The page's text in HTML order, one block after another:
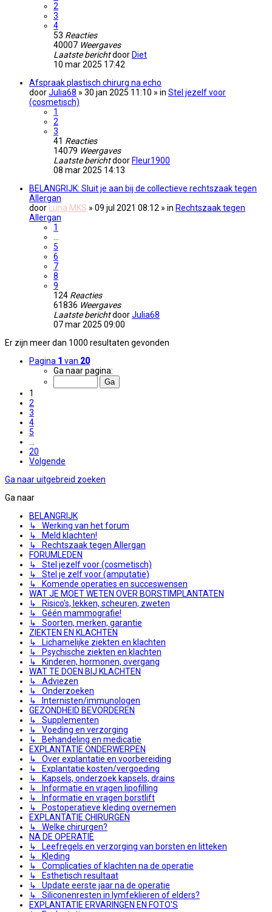
2
3
4
53 Reacties
40007 Weergaves
Laatste berichtdoor Diet
10 mar 2025 17:42
Afspraak plastisch chirurg na echo
doorJulia68 » 30 jan 2025 11:10 » in Stel jezelf voor
(cosmetisch)
1
2
3
41 Reacties
14079 Weergaves
Laatste berichtdoor Fleur1900
08 mar 2025 14:13
BELANGRIJK: Sluit je aan bij de collectieve rechtszaak tegen
Allergan
door
Luna MKS » 09 jul 2021 08:12 » in Rechtszaak tegen
Allergan
1
5
6
7
8
9
124 Reacties
61836 Weergaves
Laatste berichtdoorJulia68
07 mar 2025 09:00
Er zijn meer dan 1000 resultaten gevonden
Pagina 1 van 20
Ga naar pagina:
1
2
3
4
5
20
Volgende
Ga naar uitgebreid zoeken
Ga naar
BELANGRIJK
↳ Werking van het forum
↳ Meld klachten!
↳ Rechtszaak tegen Allergan
FORUMLEDEN
↳ Stel jezelf voor (cosmetisch)
↳ Stel je zelf voor (amputatie)
↳ Komende operaties en succeswensen
WAT JE MOET WETEN OVER BORSTIMPLANTATEN
↳ Risico's, lekken, scheuren, zweten
↳ Géén mammografie!
↳ Soorten, merken, garantie
ZIEKTEN EN KLACHTEN
↳ Lichamelijke ziekten en klachten
↳ Psychische ziekten en klachten
↳ Kinderen, hormonen, overgang
WAT TE DOEN BIJ KLACHTEN
↳ Adviezen
↳ Onderzoeken
↳ Internisten/immunologen
GEZONDHEID BEVORDEREN
↳ Supplementen
↳ Voeding en verzorging
↳ Behandeling en medicatie
EXPLANTATIE ONDERWERPEN
↳ Over explantatie en voorbereiding
↳ Explantatie kosten/vergoeding
↳ Kapsels, onderzoek kapsels, drains
↳ Informatie en vragen lipofilling
↳ Informatie en vragen borstlift
↳ Postoperatieve kleding overnemen
EXPLANTATIE CHIRURGEN
↳ Welke chirurgen?
NA DE OPERATIE
↳ Leefregels en verzorging van borsten en litteken
↳ Kleding
↳ Complicaties of klachten na de operatie
↳ Esthetisch resultaat
↳ Update eerste jaar na de operatie
↳ Siliconenresten in lymfeklieren of elders?
EXPLANTATIE ERVARINGEN EN FOTO'S